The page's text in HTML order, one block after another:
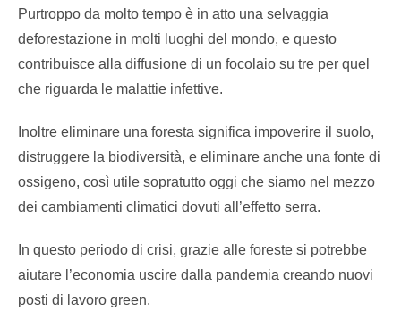
Purtroppo da molto tempo è in atto una selvaggia
deforestazione in molti luoghi del mondo, e questo
contribuisce alla diffusione di un focolaio su tre per quel
che riguarda le malattie infettive.
Inoltre eliminare una foresta significa impoverire il suolo,
distruggere la biodiversità, e eliminare anche una fonte di
ossigeno, così utile sopratutto oggi che siamo nel mezzo
dei cambiamenti climatici dovuti all’effetto serra.
In questo periodo di crisi, grazie alle foreste si potrebbe
aiutare l’economia uscire dalla pandemia creando nuovi
posti di lavoro green.